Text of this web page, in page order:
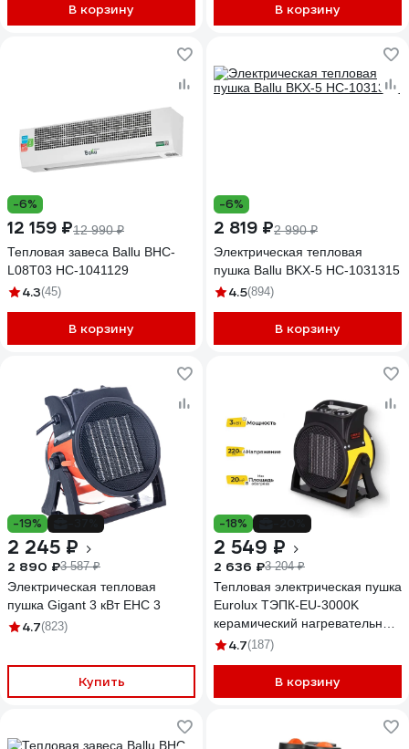
В корзину В корзину
-6%
12 159 ₽12 990 ₽
Тепловая завеса Ballu BHC-
L08T03 НС-1041129
4.3(45)
В корзину
-6%
2 819 ₽2 990 ₽
Электрическая тепловая
пушка Ballu BKX-5 НС-1031315
4.5(894)
В корзину
-19%
2 245 ₽
2 890 ₽3 587 ₽
Электрическая тепловая
пушка Gigant 3 кВт EHC 3
4.7(823)
Купить
-18%
2 549 ₽
2 636 ₽3 204 ₽
Тепловая электрическая пушка
Eurolux ТЭПК-EU-3000K
керамический нагревательный
элемент, круглая 67/1/37
4.7(187)
В корзину